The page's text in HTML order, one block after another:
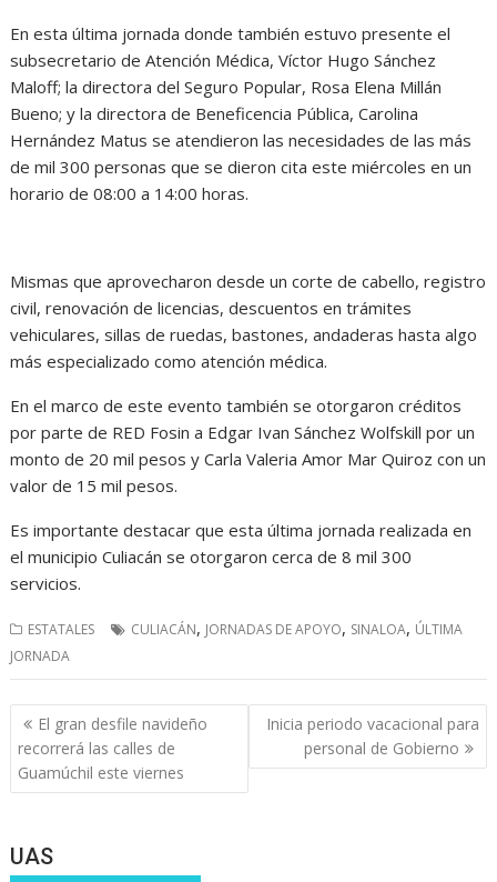
En esta última jornada donde también estuvo presente el
subsecretario de Atención Médica, Víctor Hugo Sánchez
Maloff; la directora del Seguro Popular, Rosa Elena Millán
Bueno; y la directora de Beneficencia Pública, Carolina
Hernández Matus se atendieron las necesidades de las más
de mil 300 personas que se dieron cita este miércoles en un
horario de 08:00 a 14:00 horas.
Mismas que aprovecharon desde un corte de cabello, registro
civil, renovación de licencias, descuentos en trámites
vehiculares, sillas de ruedas, bastones, andaderas hasta algo
más especializado como atención médica.
En el marco de este evento también se otorgaron créditos
por parte de RED Fosin a Edgar Ivan Sánchez Wolfskill por un
monto de 20 mil pesos y Carla Valeria Amor Mar Quiroz con un
valor de 15 mil pesos.
Es importante destacar que esta última jornada realizada en
el municipio Culiacán se otorgaron cerca de 8 mil 300
servicios.
ESTATALES CULIACÁN, JORNADAS DE APOYO, SINALOA, ÚLTIMA
JORNADA
Navegación
de
entradas
El gran desfile navideño
recorrerá las calles de
Guamúchil este viernes
Inicia periodo vacacional para
personal de Gobierno
UAS